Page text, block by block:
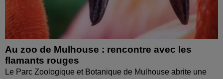
Au zoo de Mulhouse : rencontre avec les
flamants rouges
Le Parc Zoologique et Botanique de Mulhouse abrite une